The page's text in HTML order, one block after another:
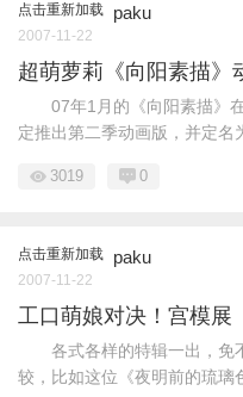
点击重新加载 paku
2007-11-22
超萌萝莉《向阳素描》
07年1月的《向阳素描》在
定推出第二季动画版，并定名
3019 0
点击重新加载 paku
2007-11-22
工口萌娘对决！宫模展
各式各样的特辑一出，免
较，比如这位《夜明前的琉璃